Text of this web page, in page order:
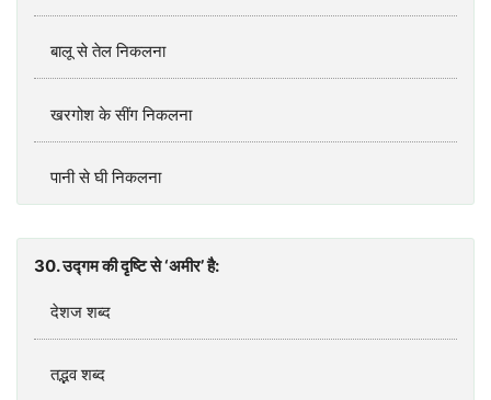
बालू से तेल निकलना
खरगोश के सींग निकलना
पानी से घी निकलना
30. उद्गम की दृ‍ष्‍टि से ‘अमीर’ है:
देशज शब्‍द
तद्भव शब्‍द